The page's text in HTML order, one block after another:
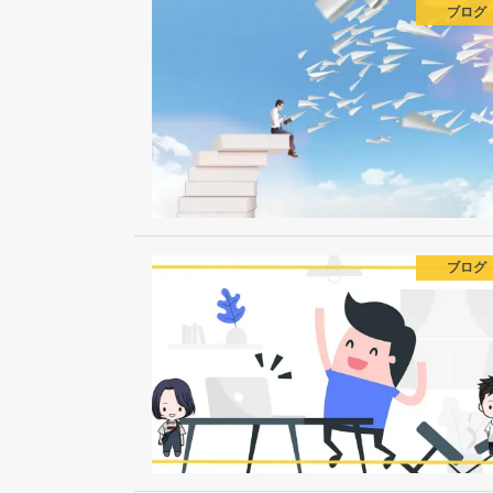
ブログ
ブログ